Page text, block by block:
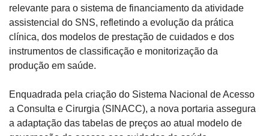
relevante para o sistema de financiamento da atividade
assistencial do SNS, refletindo a evolução da prática
clínica, dos modelos de prestação de cuidados e dos
instrumentos de classificação e monitorização da
produção em saúde.
Enquadrada pela criação do Sistema Nacional de Acesso
a Consulta e Cirurgia (SINACC), a nova portaria assegura
a adaptação das tabelas de preços ao atual modelo de